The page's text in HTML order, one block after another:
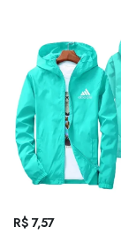
R$7,57